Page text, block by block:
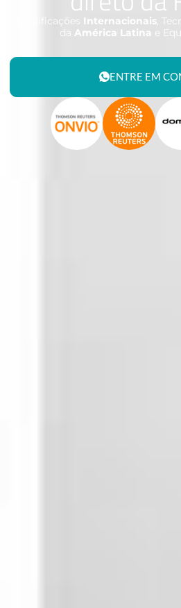
Qualificações Internacionais,
da América Latina e
ENTRE EM